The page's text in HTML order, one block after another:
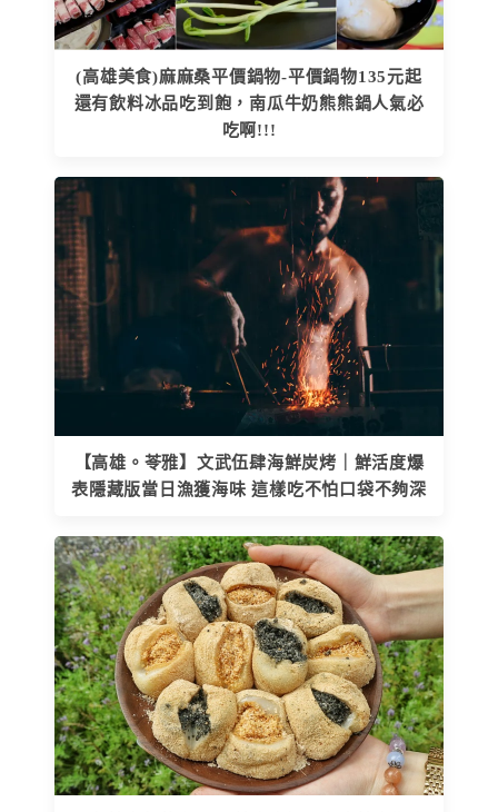
(高雄美食)麻麻桑平價鍋物-平價鍋物135元起
還有飲料冰品吃到飽，南瓜牛奶熊熊鍋人氣必
吃啊!!!
【高雄。苓雅】文武伍肆海鮮炭烤｜鮮活度爆
表隱藏版當日漁獲海味 這樣吃不怕口袋不夠深